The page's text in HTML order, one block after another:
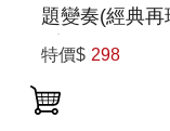
題變奏(經典再
列)
DIABELLI
VARIATIONS
特價$ 298